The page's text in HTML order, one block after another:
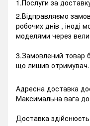
1.Послуги за
2.Відправляємо
робочих днів , іноді
моделями через
3.Замовлений товар
що лишив отримувач.
Адресна доставка
Максимальна вага до
Доставка